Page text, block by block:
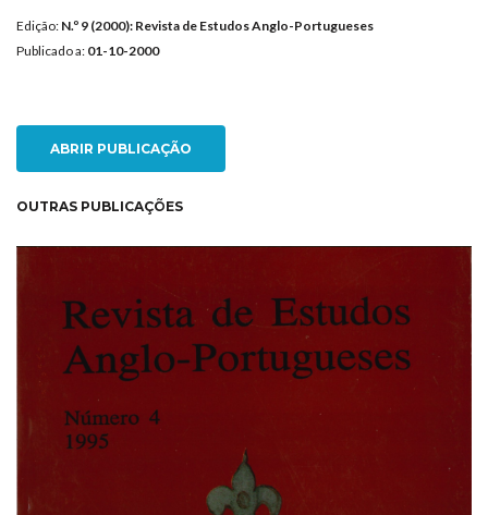
Edição: N.º 9 (2000): Revista de Estudos Anglo-Portugueses
Publicado a: 01-10-2000
ABRIR PUBLICAÇÃO
OUTRAS PUBLICAÇÕES